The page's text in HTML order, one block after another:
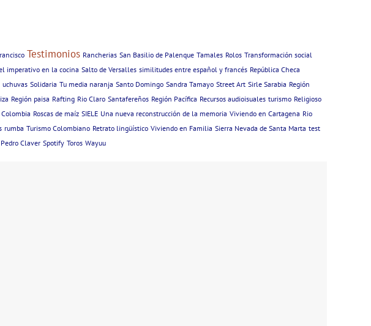
Testimonios Rancherias San Basilio de Palenque Tamales Rolos Transformación social
imperativo en la cocina Salto de Versalles similitudes entre español y francés República Checa
uchuvas Solidaria Tu media naranja Santo Domingo Sandra Tamayo Street Art Sirle Sarabia Región
Región paisa Rafting Rio Claro Santafereños Región Pacífica Recursos audioisuales turismo Religioso
Roscas de maíz SIELE Una nueva reconstrucción de la memoria Viviendo en Cartagena Rio
rumba Turismo Colombiano Retrato lingüístico Viviendo en Familia Sierra Nevada de Santa Marta test
Claver Spotify Toros Wayuu